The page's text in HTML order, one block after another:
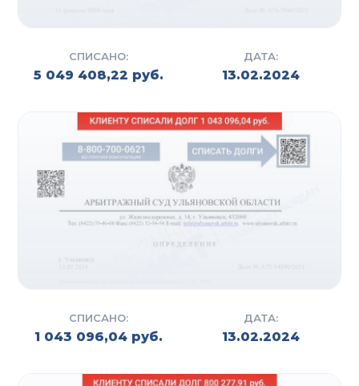
СПИСАНО:
5 049 408,22 руб.
ДАТА:
13.02.2024
СПИСАНО:
1 043 096,04 руб.
ДАТА:
13.02.2024